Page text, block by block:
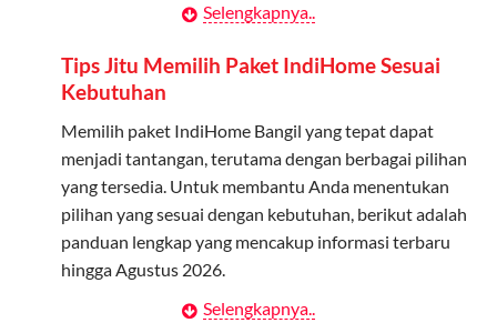
Tidak Berlaku untuk Roaming
Kuota ini hanya bisa digunakan di dalam negeri.
Daftarkan Anggota: Admin dapat mendaftarkan anggota
melalui aplikasi MyTelkomsel atau website Telkomsel One.
Bagikan Kuota: Setelah terdaftar, anggota bisa langsung
menggunakan kuota keluarga.
Kontrak Berlangganan
Pelanggan harus menandatangani Kontrak
Berlangganan yang mencakup data pelanggan, jenis
layanan indihome Bangil yang dipilih, serta syarat dan
ketentuan yang berlaku. Kontrak ini dapat diubah atau
ditambah sesuai kebutuhan.
Biaya Pasang Baru (PSB)
Selengkapnya..
Tips Jitu Memilih Paket IndiHome Sesuai
Kebutuhan
Memilih paket IndiHome Bangil yang tepat dapat
menjadi tantangan, terutama dengan berbagai pilihan
yang tersedia. Untuk membantu Anda menentukan
pilihan yang sesuai dengan kebutuhan, berikut adalah
panduan lengkap yang mencakup informasi terbaru
hingga Agustus 2026.
Selengkapnya..